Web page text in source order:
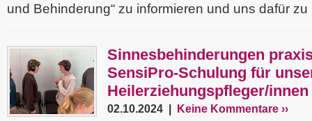
und Behinderung“ zu informieren und uns dafür
Sinnesbehinderungen
SensiPro-Schulung für
Heilerziehungspfleger/innen
02.10.2024 | Keine Kommentare ››